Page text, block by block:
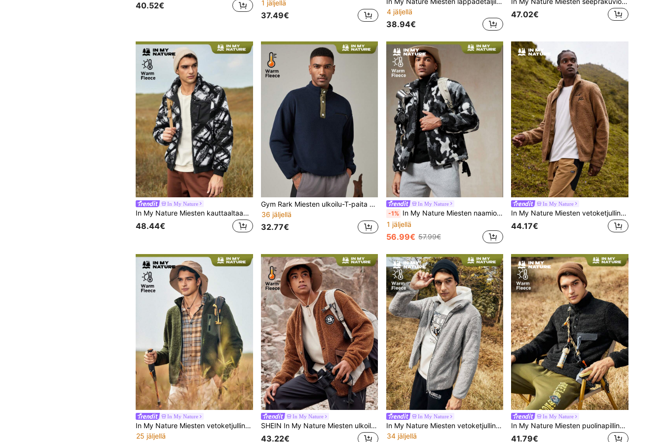
40.52€
1 jäljellä
37.49€
4 jäljellä
38.94€
47.02€
In My Nature
In My Nature Miesten kauttaaltaan painettu sherpa-takki
48.44€
Gym Rark Miesten ulkoilu-T-paita kirjainpainatuksella, vaellusvaatteet, fleece-vetoketjullinen hupullinen takki, paksu rento ja monipuolinen neuletakki, urheiluun ja ulkoiluun, poikaystävätyylinen, talviasu miehille, takki miehille, laadukas kangas, suunniteltu erityisesti ulkoiluun, miesten välttämättömyystarvikkeet, joululahjat, halloween-lahjat, syksy/talvi
36 jäljellä
32.77€
In My Nature
-1% In My Nature Miesten naamiointikuvioinen vetoketjullinen fleecetakki
1 jäljellä
56.99€ 57.99€
In My Nature
In My Nature Miesten vetoketjullinen nalletakki
44.17€
In My Nature
In My Nature Miesten vetoketjullinen ulkoilufleecetakki
25 jäljellä
In My Nature
SHEIN In My Nature Miesten ulkoilutakki vetoketjulla, normaali vetoketjullinen, vaellusvaatteisiin, fleece-vetoketjullinen hupullinen takki, paksu, rento ja monipuolinen neuletakki, urheiluun ja ulkoiluun, poikaystävätyyliin, talviasu miehille, takki miehille, laadukas kangas, suunniteltu erityisesti ulkoiluun, miesten välttämättömyystarvikkeet, joululahjat, halloween-lahjat, syksy/talvi
43.22€
In My Nature
In My Nature Miesten vetoketjullinen ulkoilufleecetakki
34 jäljellä
In My Nature
In My Nature Miesten puolinapillinen teddy-fleecetakki ulkoiluun
41.79€